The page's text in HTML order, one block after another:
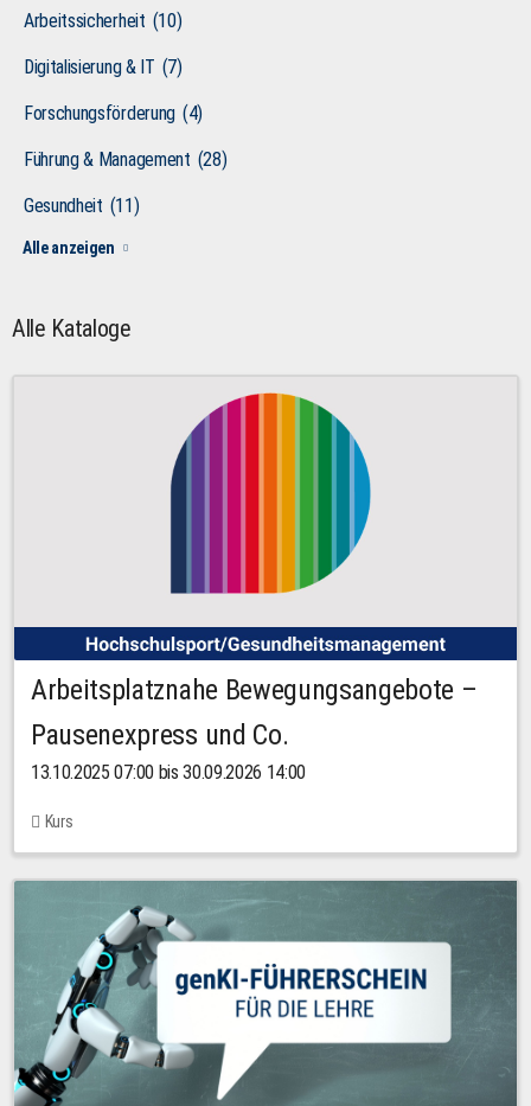
Arbeitssicherheit (10)
Digitalisierung & IT (7)
Forschungsförderung (4)
Führung & Management (28)
Gesundheit (11)
Alle anzeigen
Alle Kataloge
Arbeitsplatznahe Bewegungsangebote –
Pausenexpress und Co.
13.10.2025 07:00 bis 30.09.2026 14:00
Kurs